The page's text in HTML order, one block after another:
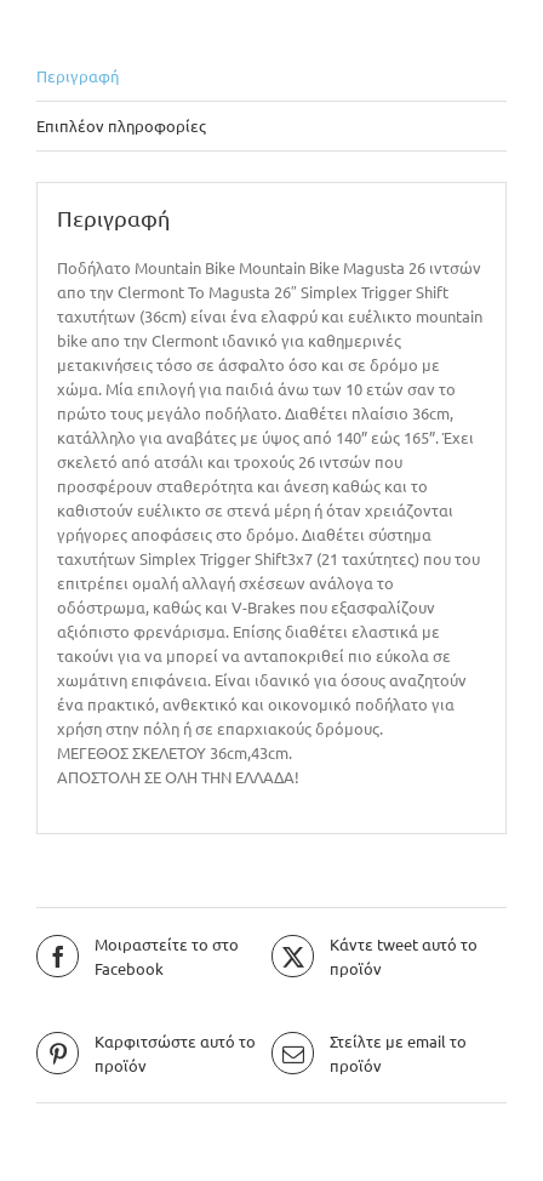
Περιγραφή
Επιπλέον πληροφορίες
Περιγραφή
Ποδήλατο Mountain Bike Mountain Bike Magusta 26 ιντσών
απο την Clermont Το Magusta 26″ Simplex Trigger Shift
ταχυτήτων (36cm) είναι ένα ελαφρύ και ευέλικτο mountain
bike απο την Clermont ιδανικό για καθημερινές
μετακινήσεις τόσο σε άσφαλτο όσο και σε δρόμο με
χώμα. Μία επιλογή για παιδιά άνω των 10 ετών σαν το
πρώτο τους μεγάλο ποδήλατο. Διαθέτει πλαίσιο 36cm,
κατάλληλο για αναβάτες με ύψος από 140” εώς 165”. Έχει
σκελετό από ατσάλι και τροχούς 26 ιντσών που
προσφέρουν σταθερότητα και άνεση καθώς και το
καθιστούν ευέλικτο σε στενά μέρη ή όταν χρειάζονται
γρήγορες αποφάσεις στο δρόμο. Διαθέτει σύστημα
ταχυτήτων Simplex Trigger Shift3x7 (21 ταχύτητες) που του
επιτρέπει ομαλή αλλαγή σχέσεων ανάλογα το
οδόστρωμα, καθώς και V-Brakes που εξασφαλίζουν
αξιόπιστο φρενάρισμα. Επίσης διαθέτει ελαστικά με
τακούνι για να μπορεί να ανταποκριθεί πιο εύκολα σε
χωμάτινη επιφάνεια. Είναι ιδανικό για όσους αναζητούν
ένα πρακτικό, ανθεκτικό και οικονομικό ποδήλατο για
χρήση στην πόλη ή σε επαρχιακούς δρόμους.
MEΓΕΘΟΣ ΣΚΕΛΕΤΟΥ 36cm,43cm.
ΑΠΟΣΤΟΛΗ ΣΕ ΟΛΗ ΤΗΝ ΕΛΛΑΔΑ!
Μοιραστείτε το στο
Facebook
Κάντε tweet αυτό το
προϊόν
Καρφιτσώστε αυτό το
προϊόν
Στείλτε με email το
προϊόν